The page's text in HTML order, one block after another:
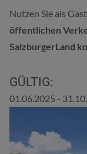
Nutzen Sie als
öffentlichen
SalzburgerLand
GÜLTIG:
01.06.2025 -